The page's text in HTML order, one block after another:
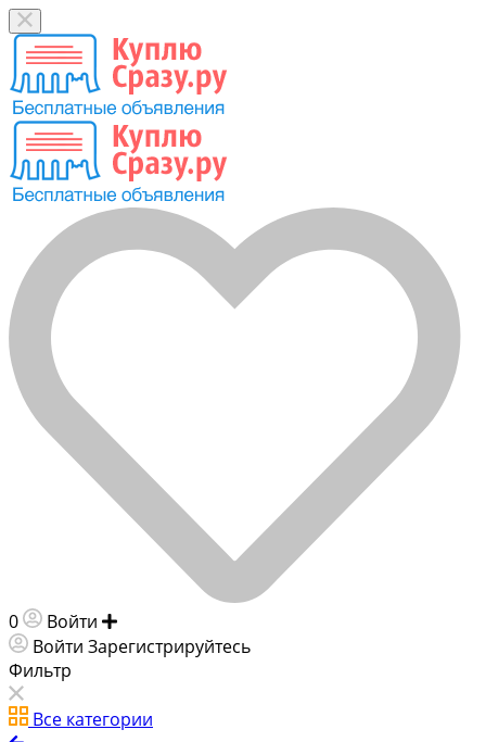
0 Войти
Войти Зарегистрируйтесь
Фильтр
Все категории